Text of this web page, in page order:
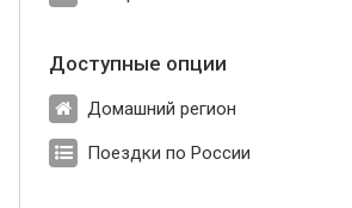
Доступные опции
Домашний регион
Поездки по России